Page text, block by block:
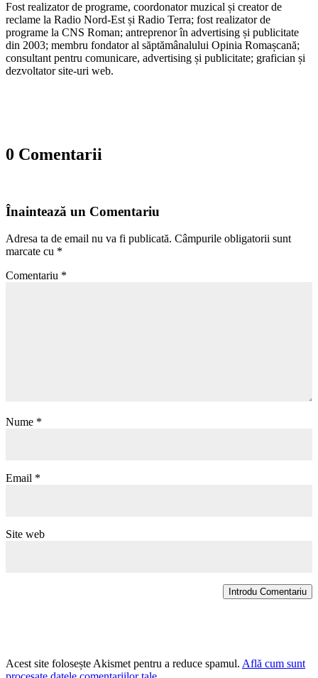
Fost realizator de programe, coordonator muzical și creator de
reclame la Radio Nord-Est și Radio Terra; fost realizator de
programe la CNS Roman; antreprenor în advertising și publicitate
din 2003; membru fondator al săptămânalului Opinia Romașcană;
consultant pentru comunicare, advertising și publicitate; grafician și
dezvoltator site-uri web.
0 Comentarii
Înaintează un Comentariu
Adresa ta de email nu va fi publicată. Câmpurile obligatorii sunt
marcate cu *
Comentariu *
Nume *
Email *
Site web
Introdu Comentariu
Acest site folosește Akismet pentru a reduce spamul. Află cum sunt